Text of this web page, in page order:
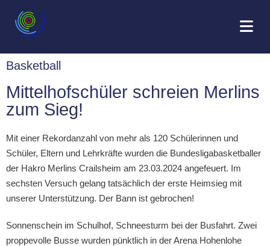
Basketball
Mittelhofschüler schreien Merlins
zum Sieg!
Mit einer Rekordanzahl von mehr als 120 Schülerinnen und
Schüler, Eltern und Lehrkräfte wurden die Bundesligabasketballer
der Hakro Merlins Crailsheim am 23.03.2024 angefeuert. Im
sechsten Versuch gelang tatsächlich der erste Heimsieg mit
unserer Unterstützung. Der Bann ist gebrochen!
Sonnenschein im Schulhof, Schneesturm bei der Busfahrt. Zwei
proppevolle Busse wurden pünktlich in der Arena Hohenlohe